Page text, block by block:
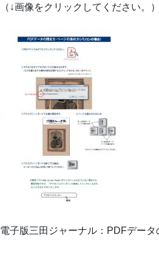
（↓画像をクリックしてください。）
電子版三田ジャーナル：PDFデー